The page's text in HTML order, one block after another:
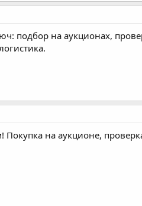
подбор на аукционах,
на аукционе,